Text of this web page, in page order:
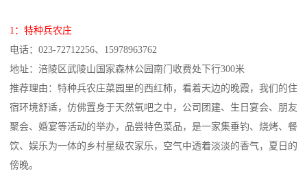
1：特种兵农庄
电话：023-72712256、15978963762
地址：涪陵区武陵山国家森林公园南门收费处下行300米
推荐理由：特种兵农庄菜园里的西红柿，看着天边的晚霞，我们的住
宿环境舒适，仿佛置身于天然氧吧之中，公司团建、生日宴会、朋友
聚会、婚宴等活动的举办，品尝特色菜品，是一家集垂钓、烧烤、餐
饮、娱乐为一体的乡村星级农家乐，空气中透着淡淡的香气，夏日的
傍晚。